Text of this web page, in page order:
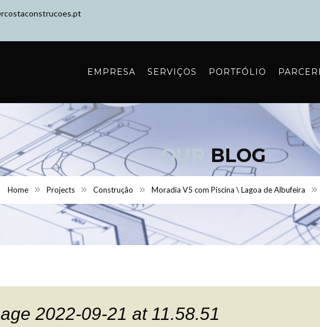
EMPRESA SERVIÇOS PORTFÓLIO
OUR BLOG
Home Projects Construção Moradia V5 com Piscina \ Lagoa de Albufeira
2022-09-21 at 11.58.51